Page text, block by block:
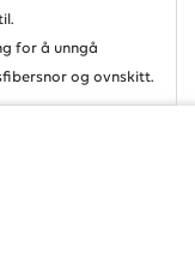
for å unngå
og ovnskitt.